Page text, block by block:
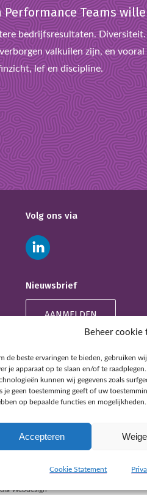
Beheer cookie
de beste ervaringen te bieden, gebruiken
je apparaat op te slaan en/of te
kunnen wij gegevens zoals
je geen toestemming geeft of uw
op bepaalde functies en mogelijkheden.
Accepteren
Cookie Statement
Teams
bedrijfsresultaten. Diversiteit.
valkuilen zijn, en
lef en discipline.
Volg ons via
Nieuwsbrief
AANMELDEN
Webdesign